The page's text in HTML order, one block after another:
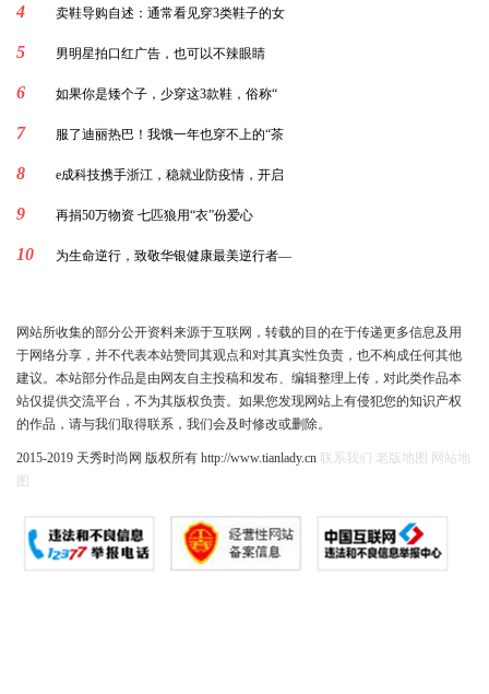
4 卖鞋导购自述：通常看见穿3类鞋子的女
5 男明星拍口红广告，也可以不辣眼睛
6 如果你是矮个子，少穿这3款鞋，俗称“
7 服了迪丽热巴！我饿一年也穿不上的“茶
8 e成科技携手浙江，稳就业防疫情，开启
9 再捐50万物资 七匹狼用“衣”份爱心
10 为生命逆行，致敬华银健康最美逆行者—
网站所收集的部分公开资料来源于互联网，转载的目的在于传递更多信息及用
于网络分享，并不代表本站赞同其观点和对其真实性负责，也不构成任何其他
建议。本站部分作品是由网友自主投稿和发布、编辑整理上传，对此类作品本
站仅提供交流平台，不为其版权负责。如果您发现网站上有侵犯您的知识产权
的作品，请与我们取得联系，我们会及时修改或删除。
2015-2019 天秀时尚网 版权所有 http://www.tianlady.cn 联系我们 老版地图
网站地
图